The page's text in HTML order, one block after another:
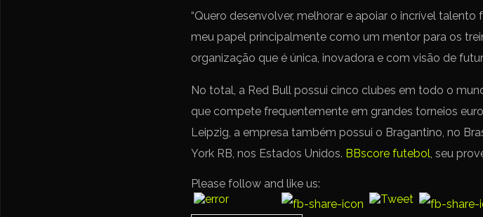
“Quero desenvolver, melhorar e apoiar o incrível
meu papel principalmente como um mentor para os
organização que é única, inovadora e com visão de
No total, a Red Bull possui cinco clubes em todo o
que compete frequentemente em grandes torneios
Leipzig, a empresa também possui o Bragantino, no
York RB, nos Estados Unidos. BBscore futebol, seu
Please follow and like us: